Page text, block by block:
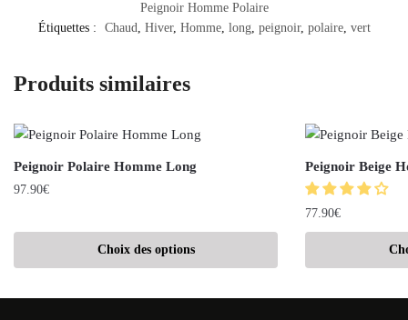
Peignoir Homme Polaire
Étiquettes :
Chaud, Hiver, Homme, long, peignoir, polaire, vert
Produits similaires
Peignoir Polaire Homme Long
97.90€
Choix des options
Peignoir Beige
77.90€